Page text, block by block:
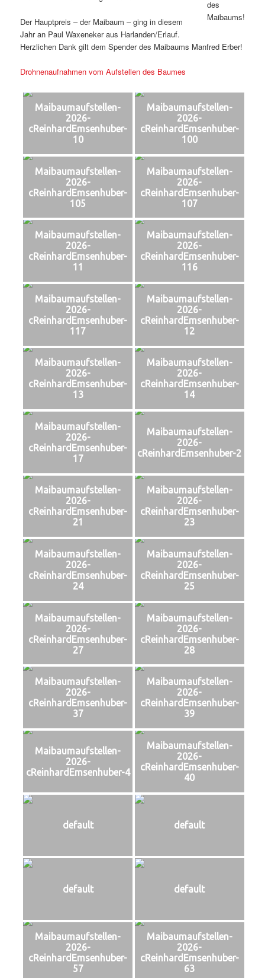
des
Maibaums!
Der Hauptpreis – der Maibaum – ging in diesem
Jahr an Paul Waxeneker aus Harlanden/Erlauf.
Herzlichen Dank gilt dem Spender des Maibaums Manfred Erber!
Drohnenaufnahmen vom Aufstellen des Baumes
Maibaumaufstellen-
2026-
cReinhardEmsenhuber-
10
Maibaumaufstellen-
2026-
cReinhardEmsenhuber-
100
Maibaumaufstellen-
2026-
cReinhardEmsenhuber-
105
Maibaumaufstellen-
2026-
cReinhardEmsenhuber-
107
Maibaumaufstellen-
2026-
cReinhardEmsenhuber-
11
Maibaumaufstellen-
2026-
cReinhardEmsenhuber-
116
Maibaumaufstellen-
2026-
cReinhardEmsenhuber-
117
Maibaumaufstellen-
2026-
cReinhardEmsenhuber-
12
Maibaumaufstellen-
2026-
cReinhardEmsenhuber-
13
Maibaumaufstellen-
2026-
cReinhardEmsenhuber-
14
Maibaumaufstellen-
2026-
cReinhardEmsenhuber-
17
Maibaumaufstellen-
2026-
cReinhardEmsenhuber-2
Maibaumaufstellen-
2026-
cReinhardEmsenhuber-
21
Maibaumaufstellen-
2026-
cReinhardEmsenhuber-
23
Maibaumaufstellen-
2026-
cReinhardEmsenhuber-
24
Maibaumaufstellen-
2026-
cReinhardEmsenhuber-
25
Maibaumaufstellen-
2026-
cReinhardEmsenhuber-
27
Maibaumaufstellen-
2026-
cReinhardEmsenhuber-
28
Maibaumaufstellen-
2026-
cReinhardEmsenhuber-
37
Maibaumaufstellen-
2026-
cReinhardEmsenhuber-
39
Maibaumaufstellen-
2026-
cReinhardEmsenhuber-4
Maibaumaufstellen-
2026-
cReinhardEmsenhuber-
40
default default
default default
Maibaumaufstellen-
2026-
cReinhardEmsenhuber-
57
Maibaumaufstellen-
2026-
cReinhardEmsenhuber-
63